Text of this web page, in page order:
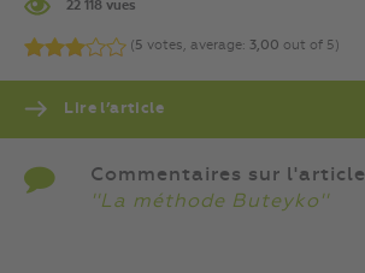
22 118 vues
(5 votes, average: 3,00 out of 5)
Lire l’article
Commentaires sur l'article
''La méthode Buteyko''